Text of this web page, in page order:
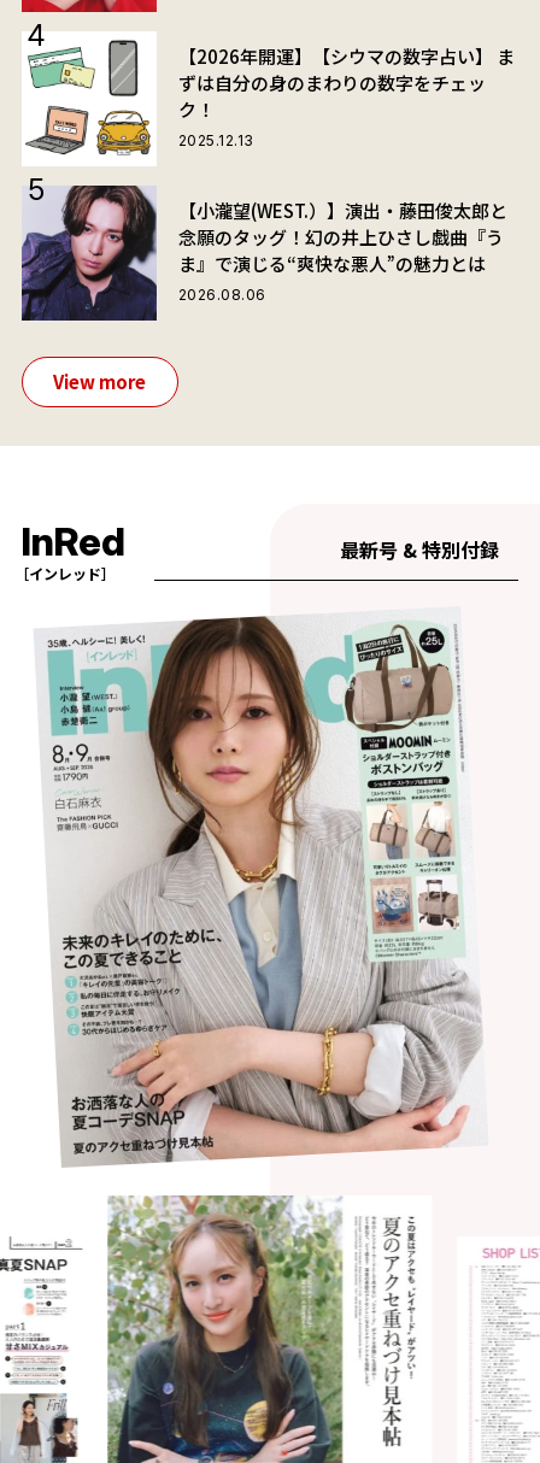
【2026年開運】【シウマの数字占い】 ま
ずは自分の身のまわりの数字をチェッ
ク！
2025.12.13
【小瀧望(WEST.）】演出・藤田俊太郎と
念願のタッグ！幻の井上ひさし戯曲『う
ま』で演じる“爽快な悪人”の魅力とは
2026.08.06
View more
InRed
［インレッド］
最新号 & 特別付録